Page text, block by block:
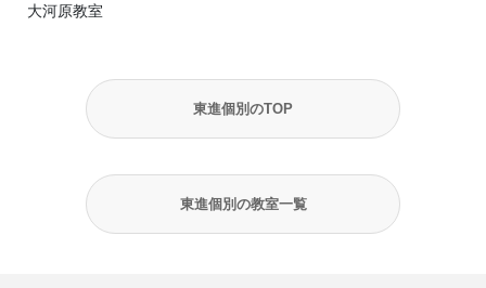
大河原教室
東進個別のTOP
東進個別の教室一覧